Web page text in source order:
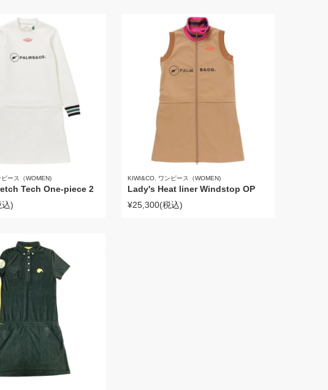
ース（WOMEN)
Tech One-piece 2
込)
KIWI&CO. ワンピース（WOMEN)
Lady's Heat liner Windstop OP
¥25,300(税込)